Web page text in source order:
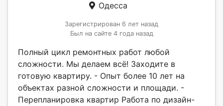
Одесса
Зарегистрирован 6 лет назад
Был на сайте 4 года назад
Полный цикл ремонтных работ любой
сложности. Мы делаем всё! Заходите в
готовую квартиру. - Опыт более 10 лет на
объектах разной сложности и площади. -
Перепланировка квартир Работа по дизайн-